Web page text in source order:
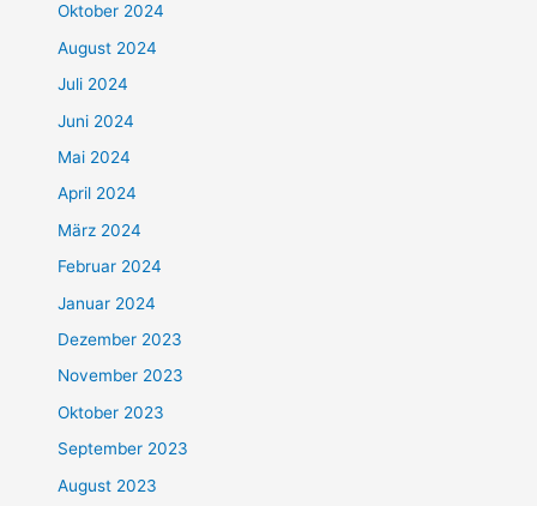
Oktober 2024
August 2024
Juli 2024
Juni 2024
Mai 2024
April 2024
März 2024
Februar 2024
Januar 2024
Dezember 2023
November 2023
Oktober 2023
September 2023
August 2023